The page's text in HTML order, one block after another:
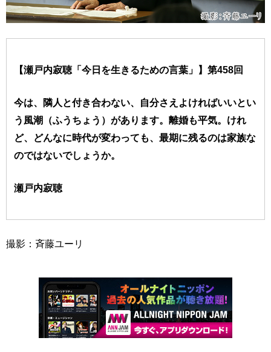
【瀬戸内寂聴「今日を生きるための言葉」】第458回
今は、隣人と付き合わない、自分さえよければいいとい
う風潮（ふうちょう）があります。離婚も平気。けれ
ど、どんなに時代が変わっても、最期に残るのは家族な
のではないでしょうか。
瀬戸内寂聴
撮影：斉藤ユーリ